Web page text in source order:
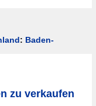
: Baden-
zu verkaufen